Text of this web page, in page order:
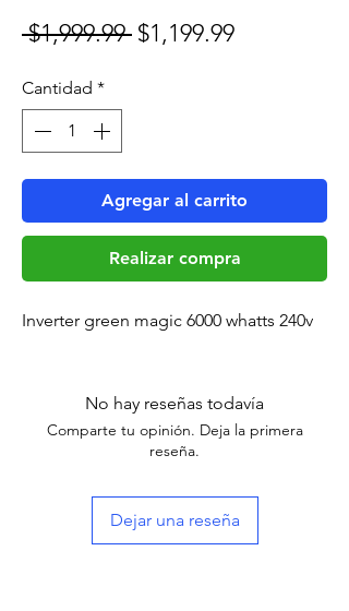
$1,999.99 Precio
$1,199.99Precio
Cantidad *
Agregar al carrito
Realizar compra
Inverter green magic 6000 whatts 240v
No hay reseñas todavía
Comparte tu opinión. Deja la primera
reseña.
Dejar una reseña